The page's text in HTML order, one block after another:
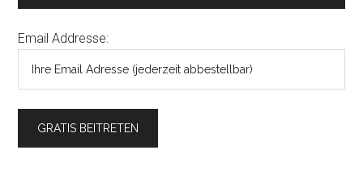
Email Addresse: